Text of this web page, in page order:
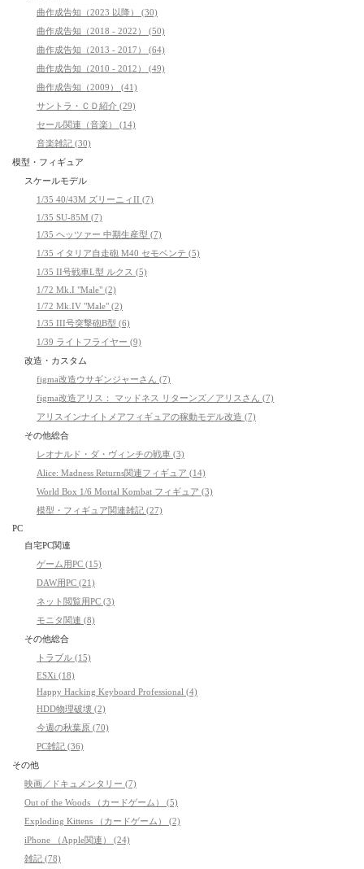
曲作成告知（2023 以降） (30)
曲作成告知（2018 - 2022） (50)
曲作成告知（2013 - 2017） (64)
曲作成告知（2010 - 2012） (49)
曲作成告知（2009） (41)
サントラ・ＣＤ紹介 (29)
セール関連（音楽） (14)
音楽雑記 (30)
模型・フィギュア
スケールモデル
1/35 40/43M ズリーニィII (7)
1/35 SU-85M (7)
1/35 ヘッツァー 中期生産型 (7)
1/35 イタリア自走砲 M40 セモベンテ (5)
1/35 II号戦車L型 ルクス (5)
1/72 Mk.I "Male" (2)
1/72 Mk.IV "Male" (2)
1/35 III号突撃砲B型 (6)
1/39 ライトフライヤー (9)
改造・カスタム
figma改造ウサギンジャーさん (7)
figma改造アリス： マッドネス リターンズ／アリスさん (7)
アリスインナイトメアフィギュアの稼動モデル改造 (7)
その他総合
レオナルド・ダ・ヴィンチの戦車 (3)
Alice: Madness Returns関連フィギュア (14)
World Box 1/6 Mortal Kombat フィギュア (3)
模型・フィギュア関連雑記 (27)
PC
自宅PC関連
ゲーム用PC (15)
DAW用PC (21)
ネット閲覧用PC (3)
モニタ関連 (8)
その他総合
トラブル (15)
ESXi (18)
Happy Hacking Keyboard Professional (4)
HDD物理破壊 (2)
今週の秋葉原 (70)
PC雑記 (36)
その他
映画／ドキュメンタリー (7)
Out of the Woods （カードゲーム） (5)
Exploding Kittens （カードゲーム） (2)
iPhone （Apple関連） (24)
雑記 (78)